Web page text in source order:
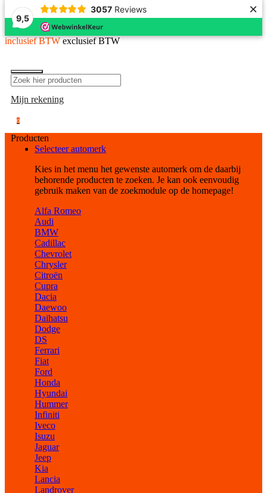
9,5
3057 Reviews ×
inclusief BTW exclusief BTW
Mijn rekening
0
Producten
Selecteer automerk
Kies in het menu het gewenste automerk om de daarbij
behorende producten te zoeken. Je kan ook eenvoudig
gebruik maken van de zoekmodule op de homepage!
Alfa Romeo
Audi
BMW
Cadillac
Chevrolet
Chrysler
Citroën
Cupra
Dacia
Daewoo
Daihatsu
Dodge
DS
Ferrari
Fiat
Ford
Honda
Hyundai
Hummer
Infiniti
Iveco
Isuzu
Jaguar
Jeep
Kia
Lancia
Landrover